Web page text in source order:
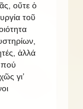
οὔτε ὁ
τοῦ
ἀλλά
πού
γι’